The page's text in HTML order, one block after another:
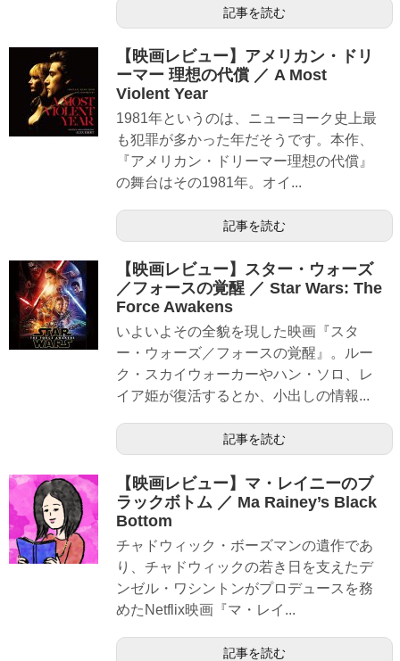
記事を読む
【映画レビュー】アメリカン・ドリ
ーマー 理想の代償 ／ A Most
Violent Year
1981年というのは、ニューヨーク史上最
も犯罪が多かった年だそうです。本作、
『アメリカン・ドリーマー理想の代償』
の舞台はその1981年。オイ...
記事を読む
【映画レビュー】スター・ウォーズ
／フォースの覚醒 ／ Star Wars: The
Force Awakens
いよいよその全貌を現した映画『スタ
ー・ウォーズ／フォースの覚醒』。ルー
ク・スカイウォーカーやハン・ソロ、レ
イア姫が復活するとか、小出しの情報...
記事を読む
【映画レビュー】マ・レイニーのブ
ラックボトム ／ Ma Rainey’s Black
Bottom
チャドウィック・ボーズマンの遺作であ
り、チャドウィックの若き日を支えたデ
ンゼル・ワシントンがプロデュースを務
めたNetflix映画『マ・レイ...
記事を読む